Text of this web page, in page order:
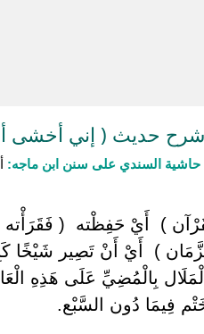
شرح حديث ( إني أخشى
حاشية السندي على سنن ابن ماجه:
) ‏ ‏أَيْ حَفِظْته ‏ ‏(
) ‏ ‏أَيْ أَنْ تَصِير شَيْخًا
بِالْمُضِيِّ عَلَى هَذِهِ
فِيمَا دُون السَّبْع.